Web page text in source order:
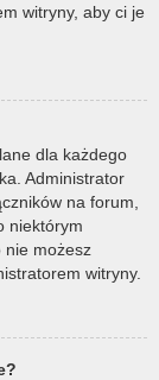
witryny, aby ci je
dla każdego
Administrator
na forum,
niektórym
nie możesz
witryny.